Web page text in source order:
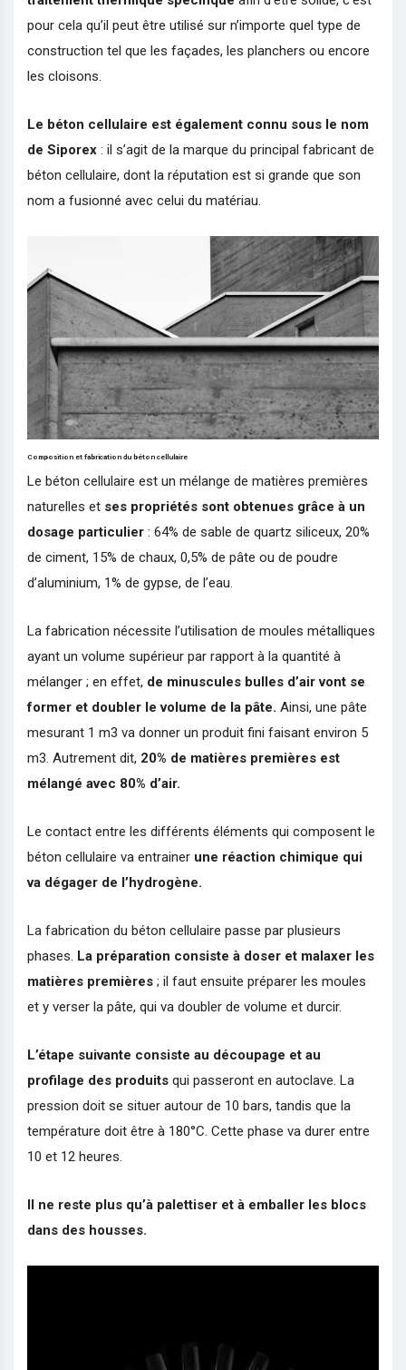
pour cela qu’il peut être utilisé sur n’importe quel type de
construction tel que les façades, les planchers ou encore
les cloisons.
Le béton cellulaire est également connu sous le nom
de Siporex : il s’agit de la marque du principal fabricant de
béton cellulaire, dont la réputation est si grande que son
nom a fusionné avec celui du matériau.
Composition et fabrication du béton cellulaire
Le béton cellulaire est un mélange de matières premières
naturelles et ses propriétés sont obtenues grâce à un
dosage particulier : 64% de sable de quartz siliceux, 20%
de ciment, 15% de chaux, 0,5% de pâte ou de poudre
d’aluminium, 1% de gypse, de l’eau.
La fabrication nécessite l’utilisation de moules métalliques
ayant un volume supérieur par rapport à la quantité à
mélanger ; en effet, de minuscules bulles d’air vont se
former et doubler le volume de la pâte. Ainsi, une pâte
mesurant 1 m3 va donner un produit fini faisant environ 5
m3. Autrement dit, 20% de matières premières est
mélangé avec 80% d’air.
Le contact entre les différents éléments qui composent le
béton cellulaire va entrainer une réaction chimique qui
va dégager de l’hydrogène.
La fabrication du béton cellulaire passe par plusieurs
phases. La préparation consiste à doser et malaxer les
matières premières ; il faut ensuite préparer les moules
et y verser la pâte, qui va doubler de volume et durcir.
L’étape suivante consiste au découpage et au
profilage des produits qui passeront en autoclave. La
pression doit se situer autour de 10 bars, tandis que la
température doit être à 180°C. Cette phase va durer entre
10 et 12 heures.
Il ne reste plus qu’à palettiser et à emballer les blocs
dans des housses.